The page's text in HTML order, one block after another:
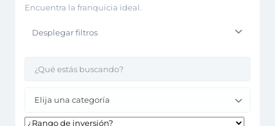
Encuentra la franquicia ideal.
Desplegar filtros
Elija una categoría